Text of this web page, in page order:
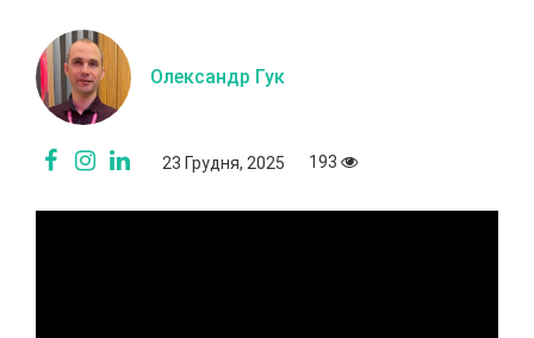
Олександр Гук
23 Грудня, 2025 193